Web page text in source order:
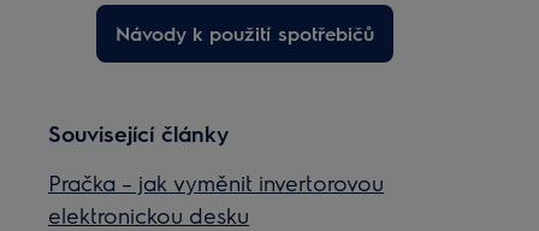
Návody k použití spotřebičů
Související články
Pračka – jak vyměnit invertorovou
elektronickou desku